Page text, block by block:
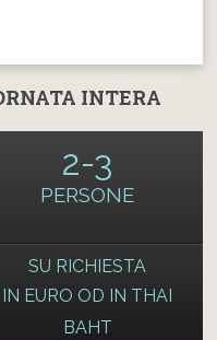
INTERA
2-3
PERSONE
SU RICHIESTA
IN EURO OD IN THAI
BAHT